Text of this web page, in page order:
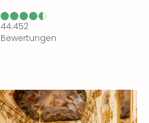
44.452
Bewertungen